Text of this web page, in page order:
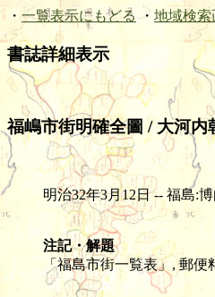
・ 一覧表示にもどる ・ 地域検索
書誌詳細表示
福嶋市街明確全圖 / 大河
明治32年3月12日 -- 福島:
注記・解題
「福島市街一覧表」, 郵